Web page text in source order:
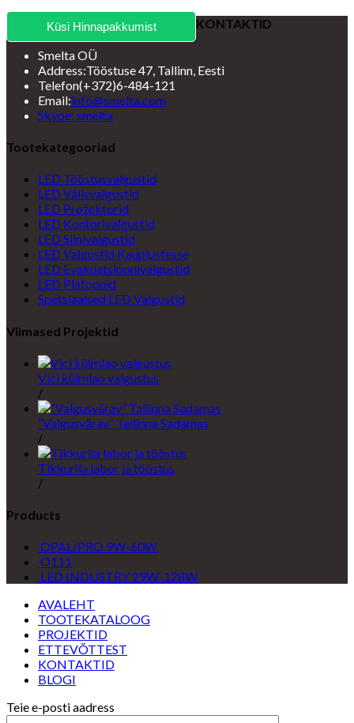
Küsi Hinnapakkumist KONTAKTID
Smelta OÜ
Address:Tööstuse 47, Tallinn, Eesti
Telefon(+372)6-484-121
Email:info@smelta.comOpens
Skype: smeltaOpens
your
Tootekategooriad
LED Tööstusvalgustid
LED Välisvalgustid
LED Prožektorid
LED Kontorivalgustid
LED Siinivalgustid
LED Valgustid Kauplustesse
LED Evakuatsioonivalgustid
LED Plafoonid
Spetsiaalsed LED Valgustid
Viimased Projektid
Vici külmlao valgustus
/
“Valgusvärav” Tallinna Sadamas
/
Tikkurila labor ja tööstus
/
Products
OPAL/PRO 9W-60W
O111
LED INDUSTRY 29W-128W
AVALEHT
TOOTEKATALOOG
PROJEKTID
ETTEVÕTTEST
KONTAKTID
BLOGI
Teie e-posti aadress